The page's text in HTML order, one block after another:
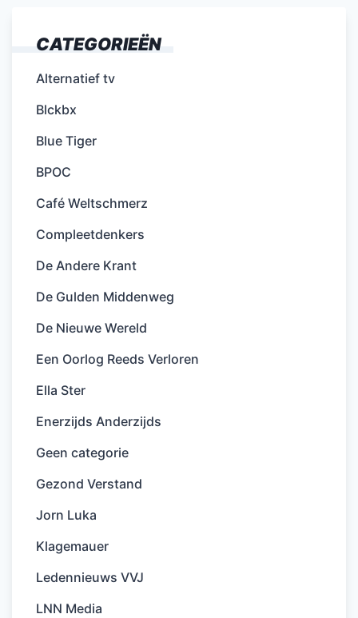
CATEGORIEËN
Alternatief tv
Blckbx
Blue Tiger
BPOC
Café Weltschmerz
Compleetdenkers
De Andere Krant
De Gulden Middenweg
De Nieuwe Wereld
Een Oorlog Reeds Verloren
Ella Ster
Enerzijds Anderzijds
Geen categorie
Gezond Verstand
Jorn Luka
Klagemauer
Ledennieuws VVJ
LNN Media